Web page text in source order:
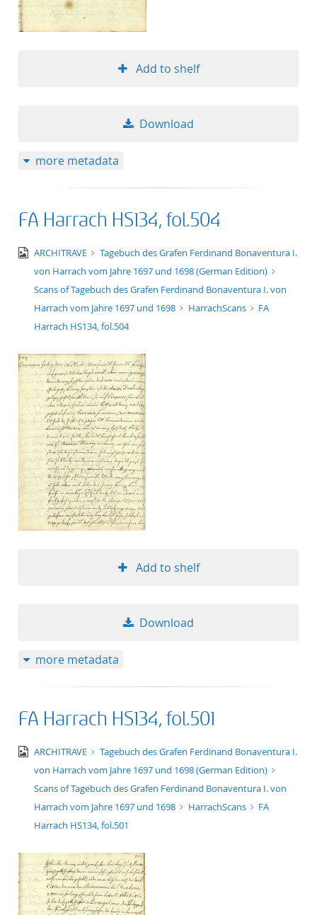
Add to shelf
Download
more metadata
FA Harrach HS134, fol.504
image/jpeg
ARCHITRAVE
Tagebuch des Grafen Ferdinand Bonaventura I.
von Harrach vom Jahre 1697 und 1698 (German Edition)
Scans of Tagebuch des Grafen Ferdinand Bonaventura I. von
Harrach vom Jahre 1697 und 1698
HarrachScans
FA
Harrach HS134, fol.504
Add to shelf
Download
more metadata
FA Harrach HS134, fol.501
image/jpeg
ARCHITRAVE
Tagebuch des Grafen Ferdinand Bonaventura I.
von Harrach vom Jahre 1697 und 1698 (German Edition)
Scans of Tagebuch des Grafen Ferdinand Bonaventura I. von
Harrach vom Jahre 1697 und 1698
HarrachScans
FA
Harrach HS134, fol.501